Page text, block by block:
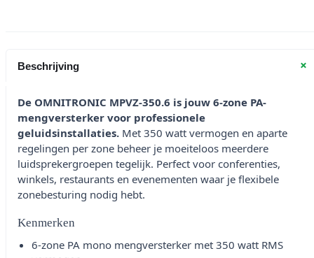
Beschrijving +
De OMNITRONIC MPVZ-350.6 is jouw 6-zone PA-
mengversterker voor professionele
geluidsinstallaties. Met 350 watt vermogen en aparte
regelingen per zone beheer je moeiteloos meerdere
luidsprekergroepen tegelijk. Perfect voor conferenties,
winkels, restaurants en evenementen waar je flexibele
zonebesturing nodig hebt.
Kenmerken
6-zone PA mono mengversterker met 350 watt RMS